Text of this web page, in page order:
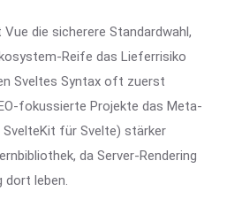
die sicherere Standardwahl,
Reife das Lieferrisiko
Sveltes Syntax oft zuerst
fokussierte Projekte das Meta-
für Svelte) stärker
da Server-Rendering
dort leben.